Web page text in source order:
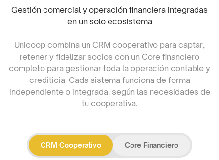
Gestión comercial y operación financiera integradas
en un solo ecosistema
Unicoop combina un CRM cooperativo para captar,
retener y fidelizar socios con un Core financiero
completo para gestionar toda la operación contable y
crediticia. Cada sistema funciona de forma
independiente o integrada, según las necesidades de
tu cooperativa.
CRM Cooperativo Core Financiero